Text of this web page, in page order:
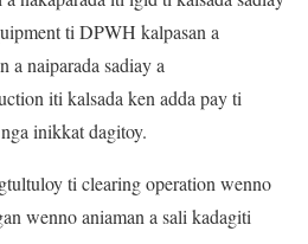
ti DPWH kalpasan a
a naiparada sadiay a
iti kalsada ken adda pay ti
inikkat dagitoy.
ti clearing operation wenno
wenno aniaman a sali kadagiti